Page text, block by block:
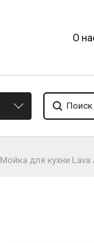
О
Мойка для кухни Lava